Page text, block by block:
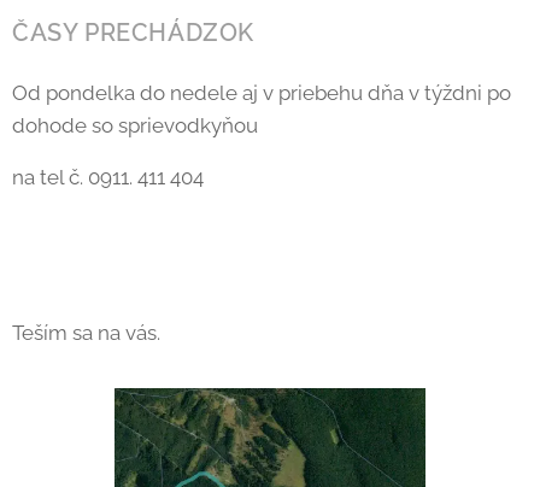
ČASY PRECHÁDZOK
Od pondelka do nedele aj v priebehu dňa v týždni po
dohode so sprievodkyňou
na tel č. 0911. 411 404
Teším sa na vás.